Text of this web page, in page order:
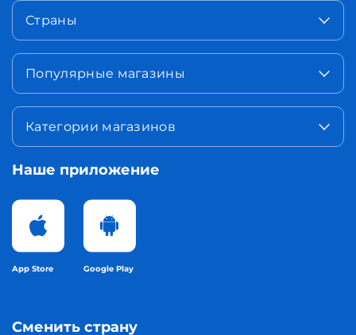
Страны
Популярные магазины
Категории магазинов
Наше приложение
App Store Google Play
Сменить страну